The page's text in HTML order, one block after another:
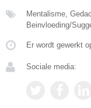
Mentalisme,
Beinvloeding/
Er wordt gewerkt
Sociale media: